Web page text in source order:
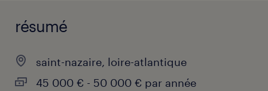
résumé
saint-nazaire, loire-atlantique
45 000 € - 50 000 € par année